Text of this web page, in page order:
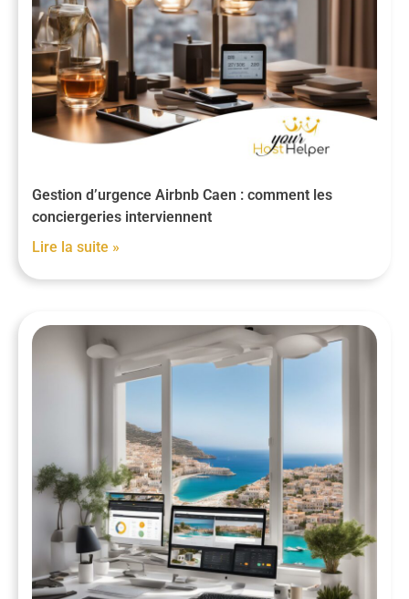
Gestion d’urgence Airbnb Caen : comment les
conciergeries interviennent
Lire la suite »